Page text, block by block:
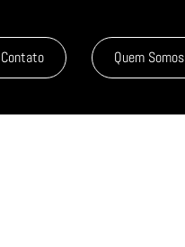
Contato Quem Somos